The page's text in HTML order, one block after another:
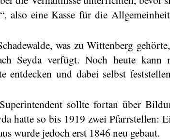
also eine Kasse für die
, was zu Wittenberg
Seyda verfügt. Noch heute
entdecken und dabei selbst
sollte fortan über
hatte so bis 1919 zwei Pfarrstellen:
wurde jedoch erst 1846 neu gebaut.